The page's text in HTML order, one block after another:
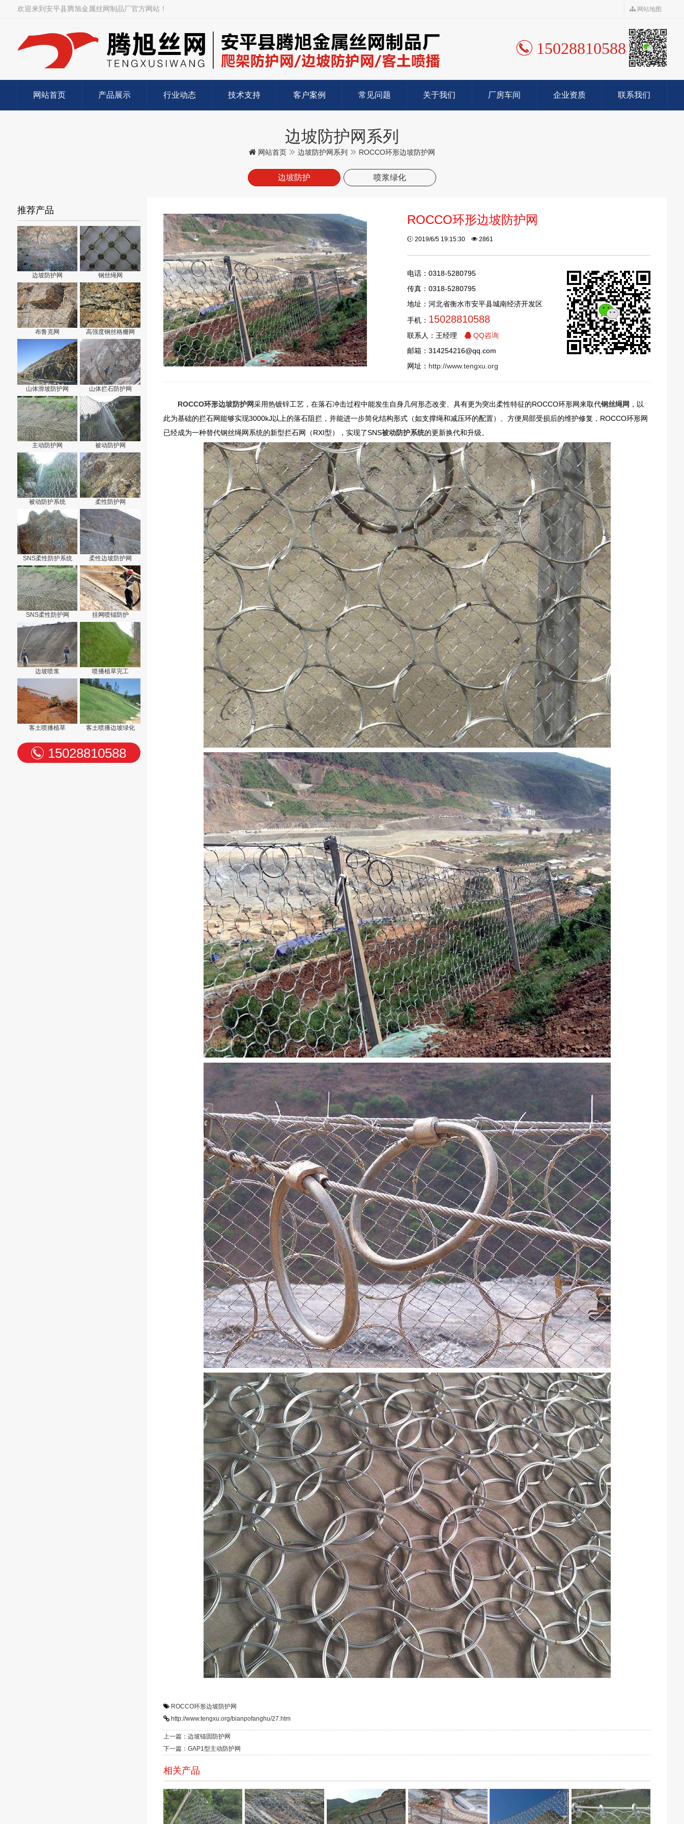
欢迎来到安平县腾旭金属丝网制品厂官方网站！ 网站地图
15028810588
网站首页 产品展示 行业动态 技术支持 客户案例 常见问题 关于我们 厂房车间 企业资质 联系我们
边坡防护网系列
网站首页 边坡防护网系列 ROCCO环形边坡防护网
边坡防护 喷浆绿化
推荐产品
边坡防护网 钢丝绳网
布鲁克网 高强度钢丝格栅网
山体滑坡防护网 山体拦石防护网
主动防护网 被动防护网
被动防护系统 柔性防护网
SNS柔性防护系统 柔性边坡防护网
SNS柔性防护网 挂网喷锚防护
边坡喷浆 喷播植草完工
客土喷播植草 客土喷播边坡绿化
15028810588
ROCCO环形边坡防护网
2019/6/5 19:15:30 2861
电话：0318-5280795
传真：0318-5280795
地址：河北省衡水市安平县城南经济开发区
手机： 15028810588
联系人：王经理
QQ咨询
邮箱：314254216@qq.com
网址： http://www.tengxu.org
ROCCO环形边坡防护网采用热镀锌工艺，在落石冲击过程中能发生自身几何形态改变、具有更为突出柔性特征的ROCCO环形网来取代钢丝绳网 ，以
此为基础的拦石网能够实现3000kJ以上的落石阻拦，并能进一步简化结构形式（如支撑绳和减压环的配置）、方便局部受损后的维护修复，ROCCO环形网
已经成为一种替代钢丝绳网系统的新型拦石网（RXI型），实现了SNS被动防护系统的更新换代和升级。
ROCCO环形边坡防护网
http://www.tengxu.org/bianpofanghu/27.htm
上一篇：边坡锚固防护网
下一篇：GAP1型主动防护网
相关产品